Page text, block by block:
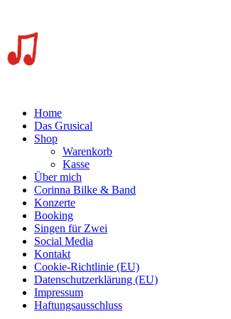
Home
Das Grusical
Shop
Warenkorb
Kasse
Über mich
Corinna Bilke & Band
Konzerte
Booking
Singen für Zwei
Social Media
Kontakt
Cookie-Richtlinie (EU)
Datenschutzerklärung (EU)
Impressum
Haftungsausschluss